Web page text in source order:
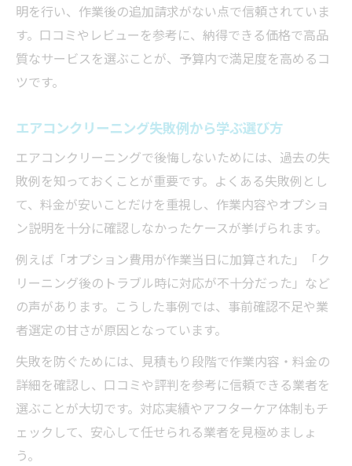
明を行い、作業後の追加請求がない点で信頼されていま
す。口コミやレビューを参考に、納得できる価格で高品
質なサービスを選ぶことが、予算内で満足度を高めるコ
ツです。
エアコンクリーニング失敗例から学ぶ選び方
エアコンクリーニングで後悔しないためには、過去の失
敗例を知っておくことが重要です。よくある失敗例とし
て、料金が安いことだけを重視し、作業内容やオプショ
ン説明を十分に確認しなかったケースが挙げられます。
例えば「オプション費用が作業当日に加算された」「ク
リーニング後のトラブル時に対応が不十分だった」など
の声があります。こうした事例では、事前確認不足や業
者選定の甘さが原因となっています。
失敗を防ぐためには、見積もり段階で作業内容・料金の
詳細を確認し、口コミや評判を参考に信頼できる業者を
選ぶことが大切です。対応実績やアフターケア体制もチ
ェックして、安心して任せられる業者を見極めましょ
う。